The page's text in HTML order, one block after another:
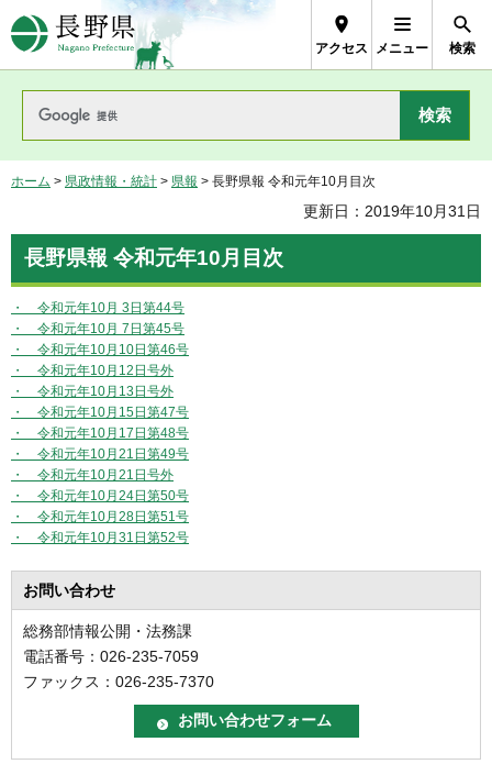
長野県Nagano Prefecture
アクセス メニュー 検索
ホーム > 県政情報・統計 > 県報 > 長野県報 令和元年10月目次
更新日：2019年10月31日
長野県報 令和元年10月目次
・ 令和元年10月 3日第44号
・ 令和元年10月 7日第45号
・ 令和元年10月10日第46号
・ 令和元年10月12日号外
・ 令和元年10月13日号外
・ 令和元年10月15日第47号
・ 令和元年10月17日第48号
・ 令和元年10月21日第49号
・ 令和元年10月21日号外
・ 令和元年10月24日第50号
・ 令和元年10月28日第51号
・ 令和元年10月31日第52号
お問い合わせ
総務部情報公開・法務課
電話番号：026-235-7059
ファックス：026-235-7370